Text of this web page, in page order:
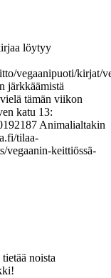
löytyy
vegaanipuoti/kirjat/
järkkäämistä
tämän viikon
katu 13:
Animalialtakin
tilaa-
vegaanin-keittiössä-
noista